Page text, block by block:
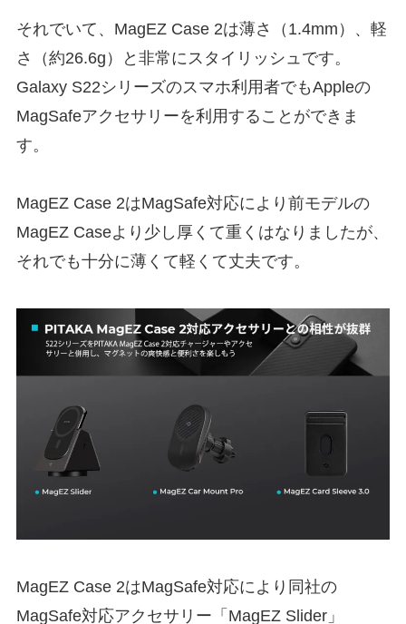
それでいて、MagEZ Case 2は薄さ（1.4mm）、軽
さ（約26.6g）と非常にスタイリッシュです。
Galaxy S22シリーズのスマホ利用者でもAppleの
MagSafeアクセサリーを利用することができま
す。
MagEZ Case 2はMagSafe対応により前モデルの
MagEZ Caseより少し厚くて重くはなりましたが、
それでも十分に薄くて軽くて丈夫です。
MagEZ Case 2はMagSafe対応により同社の
MagSafe対応アクセサリー「MagEZ Slider」